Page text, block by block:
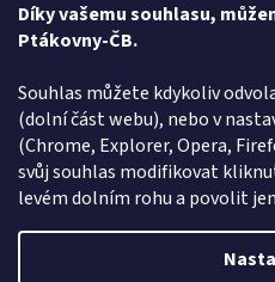
Díky vašemu souhlasu,
Ptákovny-ČB.
Souhlas můžete kdykoliv
(dolní část webu), nebo v
(Chrome, Explorer, Opera,
svůj souhlas modifikovat
levém dolním rohu a povolit
Způsob